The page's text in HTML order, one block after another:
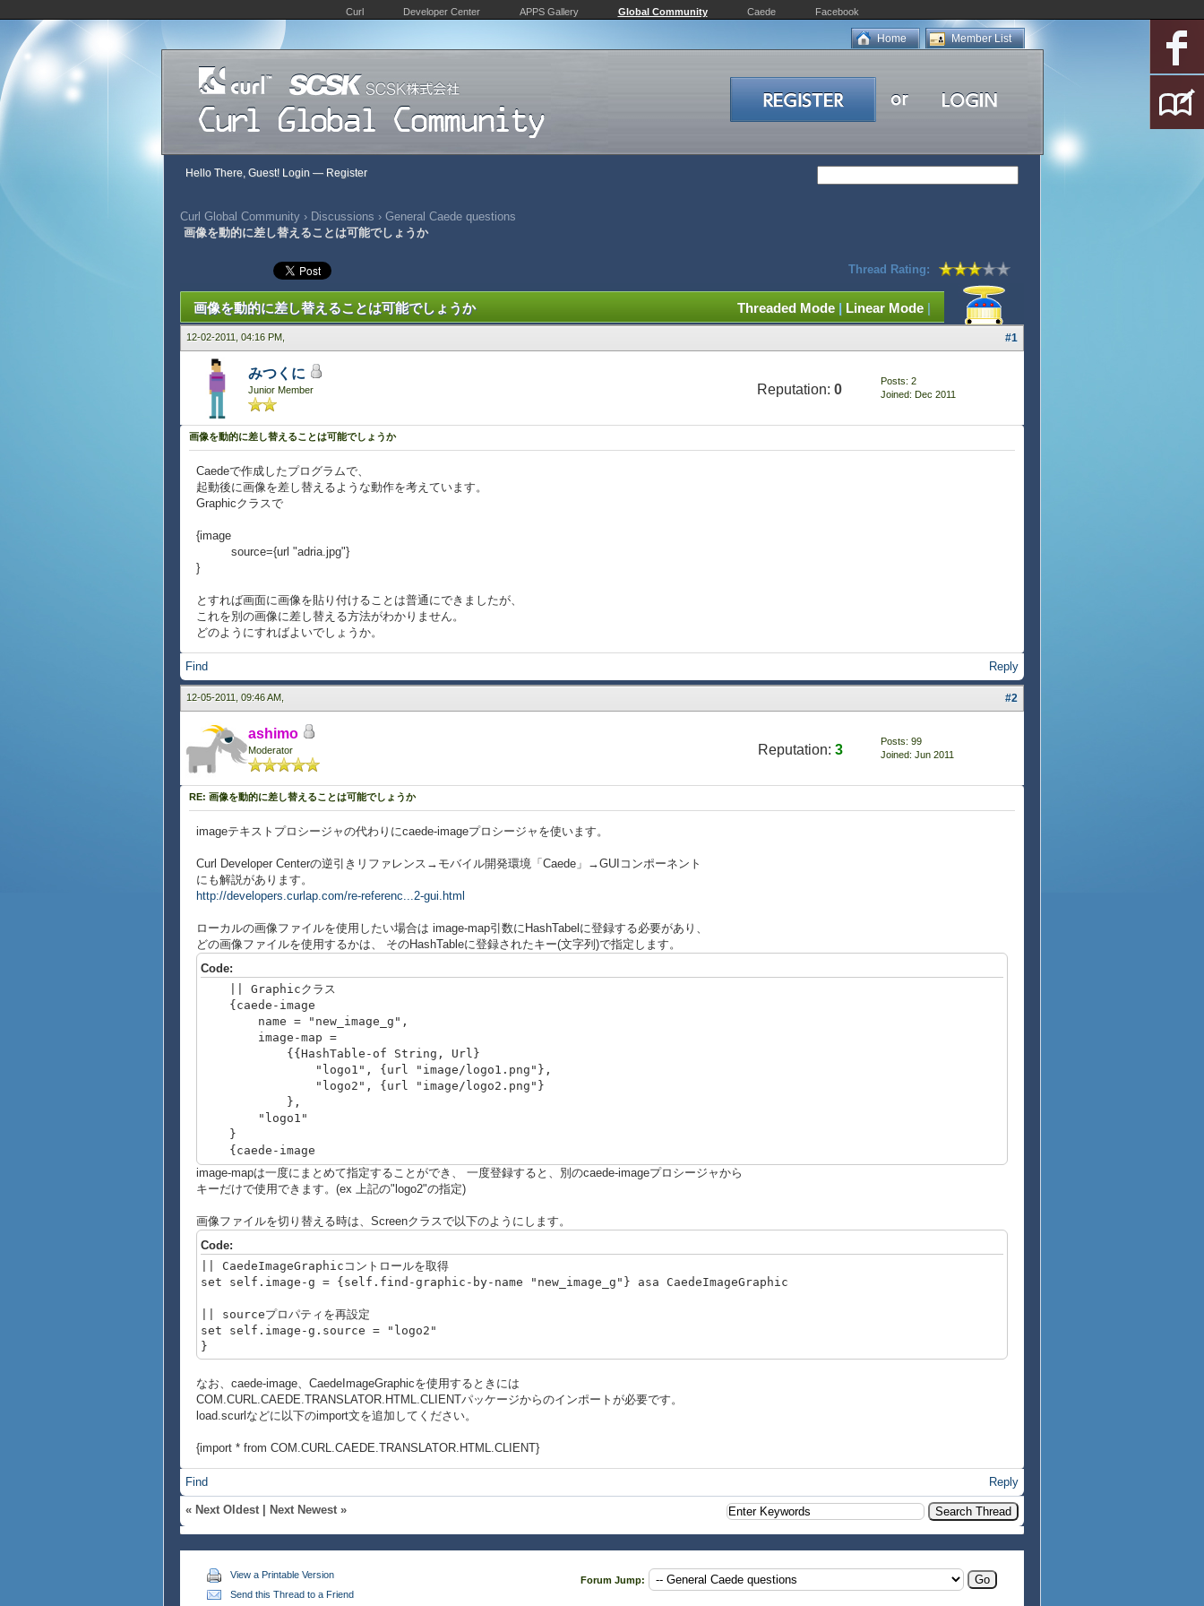
Curl Developer Center APPS Gallery Global Community Caede Facebook
Member List
Home
Hello There, Guest! Login — Register
Curl Global Community › Discussions › General Caede questions
画像を動的に差し替えることは可能でしょうか
Thread Rating:
Threaded Mode | Linear Mode |
画像を動的に差し替えることは可能でしょうか
12-02-2011, 04:16 PM, #1
みつくに
Junior Member Reputation: 0
Posts: 2
Joined: Dec 2011
画像を動的に差し替えることは可能でしょうか
Caedeで作成したプログラムで、
起動後に画像を差し替えるような動作を考えています。
Graphicクラスで
{image
source={url "adria.jpg"}
}
とすれば画面に画像を貼り付けることは普通にできましたが、
これを別の画像に差し替える方法がわかりません。
どのようにすればよいでしょうか。
Find Reply
12-05-2011, 09:46 AM, #2
ashimo
Moderator Reputation: 3
Posts: 99
Joined: Jun 2011
RE: 画像を動的に差し替えることは可能でしょうか
imageテキストプロシージャの代わりにcaede-imageプロシージャを使います。
Curl Developer Centerの逆引きリファレンス→モバイル開発環境「Caede」→GUIコンポーネント
にも解説があります。
http://developers.curlap.com/re-referenc...2-gui.html
ローカルの画像ファイルを使用したい場合は image-map引数にHashTabelに登録する必要があり、
どの画像ファイルを使用するかは、 そのHashTableに登録されたキー(文字列)で指定します。
Code:
|| Graphicクラス
{caede-image
name = "new_image_g",
image-map =
{{HashTable-of String, Url}
"logo1", {url "image/logo1.png"},
"logo2", {url "image/logo2.png"}
},
"logo1"
}
{caede-image
name = "new_image_g2",
"logo2"
}
image-mapは一度にまとめて指定することができ、 一度登録すると、別のcaede-imageプロシージャから
キーだけで使用できます。(ex 上記の"logo2"の指定)
画像ファイルを切り替える時は、Screenクラスで以下のようにします。
Code:
|| CaedeImageGraphicコントロールを取得
set self.image-g = {self.find-graphic-by-name "new_image_g"} asa CaedeImageGraphic
|| sourceプロパティを再設定
set self.image-g.source = "logo2"
}
なお、caede-image、CaedeImageGraphicを使用するときには
COM.CURL.CAEDE.TRANSLATOR.HTML.CLIENTパッケージからのインポートが必要です。
load.scurlなどに以下のimport文を追加してください。
{import * from COM.CURL.CAEDE.TRANSLATOR.HTML.CLIENT}
Find Reply
« Next Oldest Next Newest »
View a Printable Version
Send this Thread to a Friend
Forum Jump: